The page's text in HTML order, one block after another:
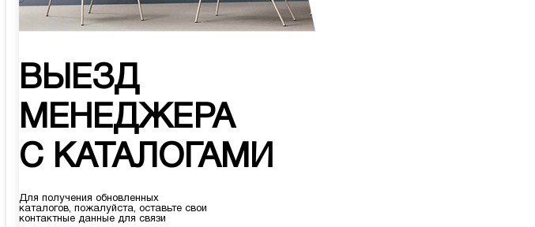
ВЫЕЗД
МЕНЕДЖЕРА
С КАТАЛОГАМИ
Для получения обновленных
каталогов, пожалуйста, оставьте свои
контактные данные для связи